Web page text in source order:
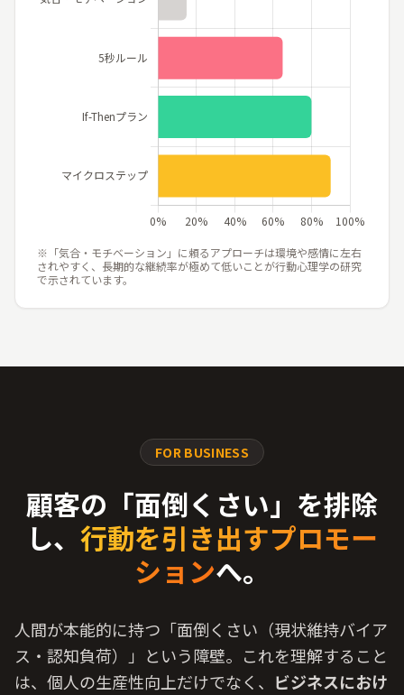
※「気合・モチベーション」に頼るアプローチは環境や感情に左右
されやすく、長期的な継続率が極めて低いことが行動心理学の研究
で示されています。
FOR BUSINESS
顧客の「面倒くさい」を排除
し、 行動を引き出すプロモー
ションへ。
人間が本能的に持つ「面倒くさい（現状維持バイア
ス・ 認知負荷）」という障壁。これを理解すること
は、 個人の生産性向上だけでなく、 ビジネスにおけ